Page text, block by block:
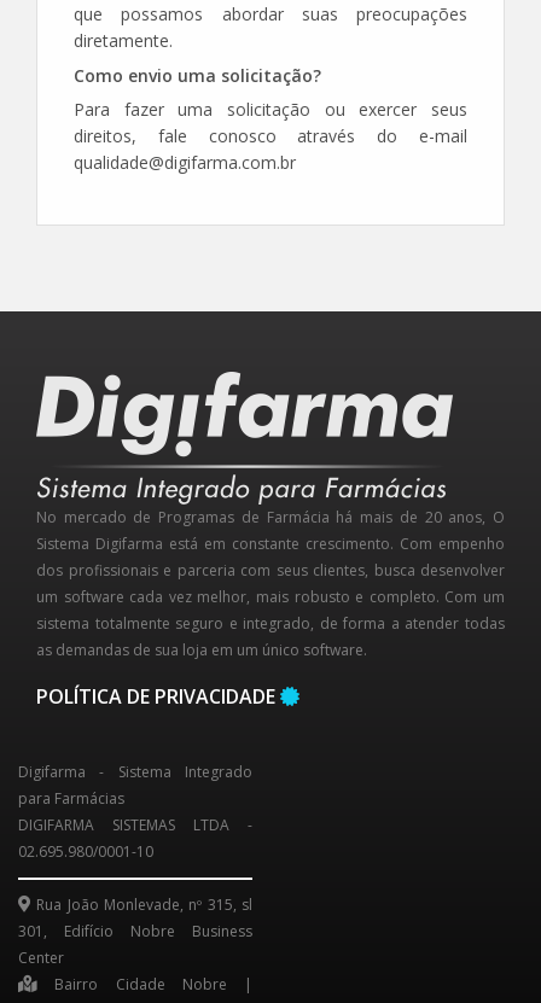
que possamos abordar suas preocupações
diretamente.
Como envio uma solicitação?
Para fazer uma solicitação ou exercer seus
direitos, fale conosco através do e-mail
qualidade@digifarma.com.br
No mercado de Programas de Farmácia há mais de 20 anos, O
Sistema Digifarma está em constante crescimento. Com empenho
dos profissionais e parceria com seus clientes, busca desenvolver
um software cada vez melhor, mais robusto e completo. Com um
sistema totalmente seguro e integrado, de forma a atender todas
as demandas de sua loja em um único software.
POLÍTICA DE PRIVACIDADE
Digifarma - Sistema Integrado
para Farmácias
DIGIFARMA SISTEMAS LTDA -
02.695.980/0001-10
Rua João Monlevade, nº 315, sl
301, Edifício Nobre Business
Center
Bairro Cidade Nobre |